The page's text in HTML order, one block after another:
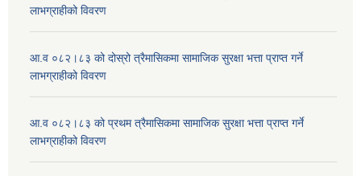
लाभग्राहीको विवरण
आ.व ०८२।८३ को दोस्रो त्रैमासिकमा सामाजिक सुरक्षा भत्ता प्राप्त गर्ने
लाभग्राहीको विवरण
आ.व ०८२।८३ को प्रथम त्रैमासिकमा सामाजिक सुरक्षा भत्ता प्राप्त गर्ने
लाभग्राहीको विवरण